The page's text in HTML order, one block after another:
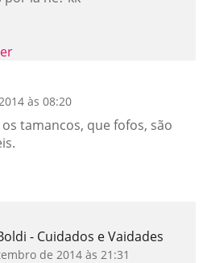
às 08:20
tamancos, que fofos, são
- Cuidados e Vaidades
de 2014 às 21:31